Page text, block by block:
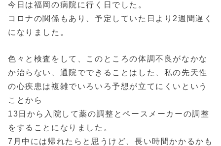
今日は福岡の病院に行く日でした。
コロナの関係もあり、予定していた日より2週間遅く
になりました。
色々と検査をして、このところの体調不良がなかな
か治らない、通院でできることはした、私の先天性
の心疾患は複雑でいろいろ予想が立てにくいという
ことから
13日から入院して薬の調整とペースメーカーの調整
をすることになりました。
7月中には帰れたらと思うけど、長い時間かかるかも